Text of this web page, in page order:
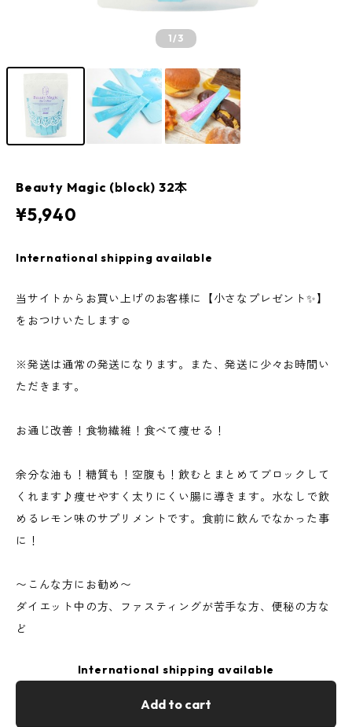
1/3
Beauty Magic (block) 32本
¥5,940
International shipping available
当サイトからお買い上げのお客様に【小さなプレゼント✨】
をおつけいたします☺︎
※発送は通常の発送になります。また、発送に少々お時間い
ただきます。
お通じ改善！食物繊維！食べて痩せる！
余分な油も！糖質も！空腹も！飲むとまとめてブロックして
くれます♪痩せやすく太りにくい腸に導きます。水なしで飲
めるレモン味のサプリメントです。食前に飲んでなかった事
に！
〜こんな方にお勧め〜
ダイエット中の方、ファスティングが苦手な方、便秘の方な
ど
International shipping available
Add to cart